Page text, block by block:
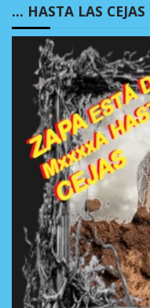
… HASTA LAS CEJAS